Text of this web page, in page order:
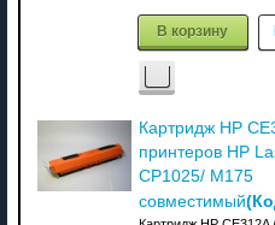
В корзину
Картридж HP
принтеров HP
CP1025/ M175
совместимый